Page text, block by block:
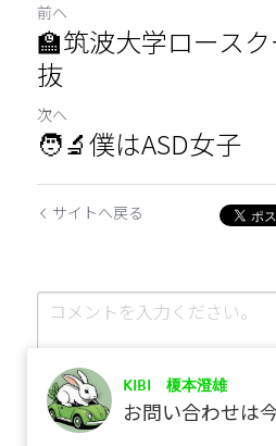
前へ
🏫筑波大学ロース
抜
次へ
🧑‍🔬僕はASD女子
サイトへ戻る
KIBI 榎本澄雄
お問い合わせは